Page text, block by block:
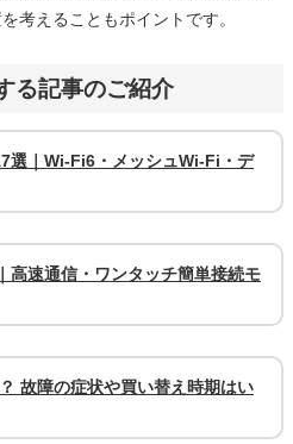
考えることもポイントです。
る記事のご紹介
選｜Wi-Fi6・メッシュWi-Fi・デ
高速通信・ワンタッチ簡単接続モ
故障の症状や買い替え時期はい